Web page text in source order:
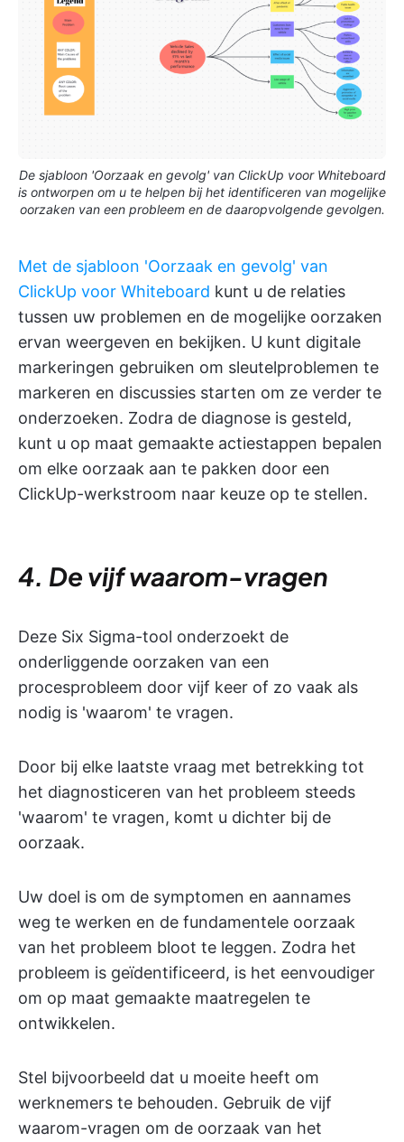
De sjabloon 'Oorzaak en gevolg' van ClickUp voor Whiteboard
is ontworpen om u te helpen bij het identificeren van mogelijke
oorzaken van een probleem en de daaropvolgende gevolgen.
Met de sjabloon 'Oorzaak en gevolg' van
ClickUp voor Whiteboard kunt u de relaties
tussen uw problemen en de mogelijke oorzaken
ervan weergeven en bekijken. U kunt digitale
markeringen gebruiken om sleutelproblemen te
markeren en discussies starten om ze verder te
onderzoeken. Zodra de diagnose is gesteld,
kunt u op maat gemaakte actiestappen bepalen
om elke oorzaak aan te pakken door een
ClickUp-werkstroom naar keuze op te stellen.
4. De vijf waarom-vragen
Deze Six Sigma-tool onderzoekt de
onderliggende oorzaken van een
procesprobleem door vijf keer of zo vaak als
nodig is 'waarom' te vragen.
Door bij elke laatste vraag met betrekking tot
het diagnosticeren van het probleem steeds
'waarom' te vragen, komt u dichter bij de
oorzaak.
Uw doel is om de symptomen en aannames
weg te werken en de fundamentele oorzaak
van het probleem bloot te leggen. Zodra het
probleem is geïdentificeerd, is het eenvoudiger
om op maat gemaakte maatregelen te
ontwikkelen.
Stel bijvoorbeeld dat u moeite heeft om
werknemers te behouden. Gebruik de vijf
waarom-vragen om de oorzaak van het